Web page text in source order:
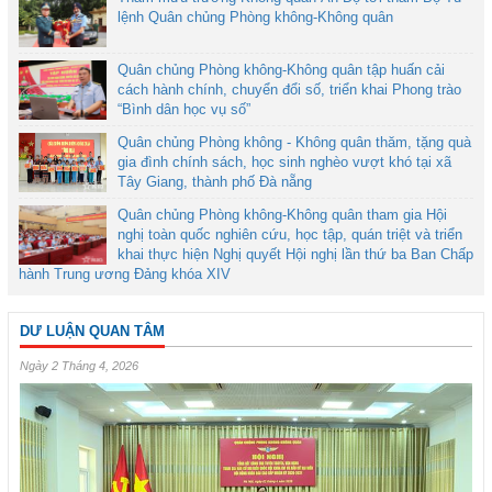
lệnh Quân chủng Phòng không-Không quân
Quân chủng Phòng không-Không quân tập huấn cải
cách hành chính, chuyển đổi số, triển khai Phong trào
“Bình dân học vụ số”
Quân chủng Phòng không - Không quân thăm, tặng quà
gia đình chính sách, học sinh nghèo vượt khó tại xã
Tây Giang, thành phố Đà nẵng
Quân chủng Phòng không-Không quân tham gia Hội
nghị toàn quốc nghiên cứu, học tập, quán triệt và triển
khai thực hiện Nghị quyết Hội nghị lần thứ ba Ban Chấp
hành Trung ương Đảng khóa XIV
DƯ LUẬN QUAN TÂM
Ngày 2 Tháng 4, 2026